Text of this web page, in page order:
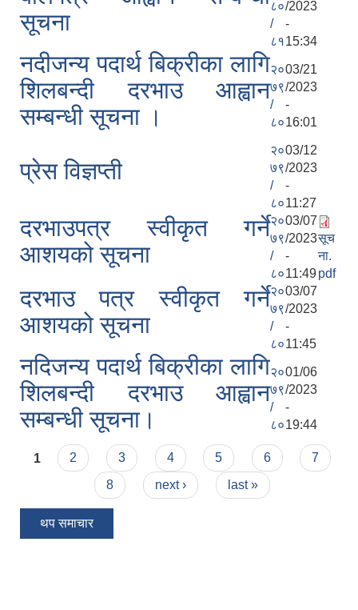
सूचना
८०
/
८१
/2023
-
15:34
नदीजन्य पदार्थ बिक्रीका लागि
शिलबन्दी दरभाउ आह्वान
सम्बन्धी सूचना ।
२०
७९
/
८०
03/21
/2023
-
16:01
प्रेस विज्ञप्ती
२०
७९
/
८०
03/12
/2023
-
11:27
दरभाउपत्र स्वीकृत गर्ने
आशयको सूचना
२०
७९
/
८०
03/07
/2023
-
11:49
सूच
ना.
pdf
दरभाउ पत्र स्वीकृत गर्ने
आशयको सूचना
२०
७९
/
८०
03/07
/2023
-
11:45
नदिजन्य पदार्थ बिक्रीका लागि
शिलबन्दी दरभाउ आह्वान
सम्बन्धी सूचना।
२०
७९
/
८०
01/06
/2023
-
19:44
Pages
1 2 3 4 5 6
7
8
next › last »
थप समाचार